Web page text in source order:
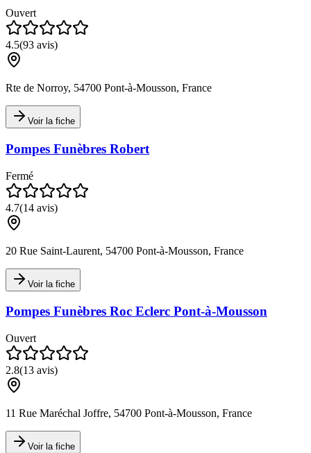
Ouvert
4.5(93 avis)
Rte de Norroy, 54700 Pont-à-Mousson, France
Voir la fiche
Pompes Funèbres Robert
Fermé
4.7(14 avis)
20 Rue Saint-Laurent, 54700 Pont-à-Mousson, France
Voir la fiche
Pompes Funèbres Roc Eclerc Pont-à-Mousson
Ouvert
2.8(13 avis)
11 Rue Maréchal Joffre, 54700 Pont-à-Mousson, France
Voir la fiche